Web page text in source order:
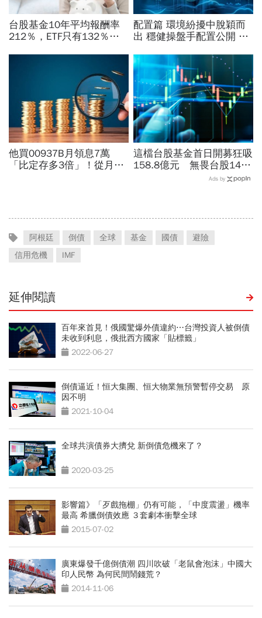
台股基金10年平均報酬率
212％，ETF只有132％！
配置篇 環境紛擾中脫穎而
出 穩健操盤手配置公開 加
醫療、金融
他買00937B月領息7萬
「比定存多3倍」！從月月
這檔台股基金首日開募狂吸
158.8億元 無畏台股14個
Ads by
阿根廷 倒債 全球 基金 國債
避險
信用危機
IMF
延伸閱讀
百年來首見！俄國驚爆外債違約⋯台灣投資人被倒債
未收到利息，俄批西方國家「貼標籤」
2022-06-27
倒債逼近！恒大集團、恒大物業無預警暫停交易 原
因不明
2021-10-04
全球共演債券大擠兌 新倒債危機來了？
2020-03-25
影響篇》「歹戲拖棚」仍有可能，「中度震盪」機率
最高 希臘倒債效應 ３套劇本衝擊全球
2015-07-02
廣東爆發千億倒債潮 四川吹破「老鼠會泡沫」中國大
印人民幣 為何民間鬧錢荒？
2014-11-06